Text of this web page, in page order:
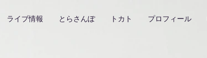
ライブ情報 とらさんぽ トカト プロフィール